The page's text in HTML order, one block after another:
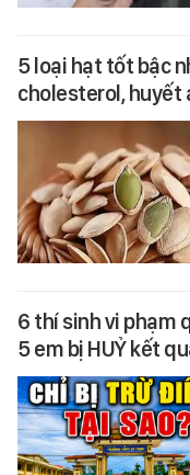
5 loại hạt tốt bậc
cholesterol, huyết
6 thí sinh vi phạm
5 em bị HUỶ kết